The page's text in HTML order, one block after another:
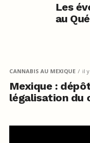
Les
au
CANNABIS AU MEXIQUE il
Mexique :
légalisation du